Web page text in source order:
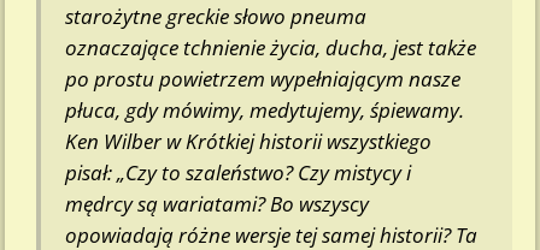
starożytne greckie słowo pneuma
oznaczające tchnienie życia, ducha, jest także
po prostu powietrzem wypełniającym nasze
płuca, gdy mówimy, medytujemy, śpiewamy.
Ken Wilber w Krótkiej historii wszystkiego
pisał: „Czy to szaleństwo? Czy mistycy i
mędrcy są wariatami? Bo wszyscy
opowiadają różne wersje tej samej historii? Ta